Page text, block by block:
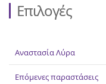
Αρχική
Αναστασία Λύρα
Επικοινωνία
Επιλογές
Αναστασία Λύρα
Επόμενες παραστάσεις